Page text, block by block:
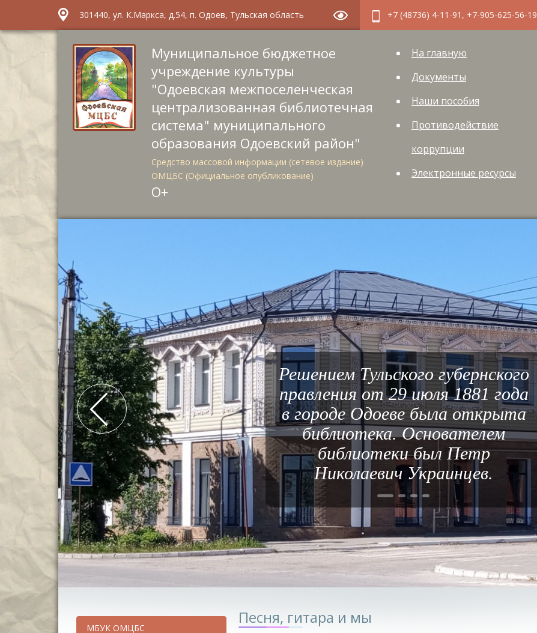
301440, ул. К.Маркса, д.54, п. Одоев, Тульская область +7 (48736) 4-11-91, +7-905-625-56-19
Муниципальное бюджетное
учреждение культуры
"Одоевская межпоселенческая
централизованная библиотечная
система" муниципального
образования Одоевский район"
Средство массовой информации (сетевое издание)
ОМЦБС (Официальное опубликование)
О+
На главную
Документы
Наши пособия
Противодействие
коррупции
Электронные ресурсы
Решением Тульского губернского
правления от 29 июля 1881 года
в городе Одоеве была открыта
библиотека. Основателем
библиотеки был Петр
Николаевич Украинцев.
МБУК ОМЦБС
Песня, гитара и мы